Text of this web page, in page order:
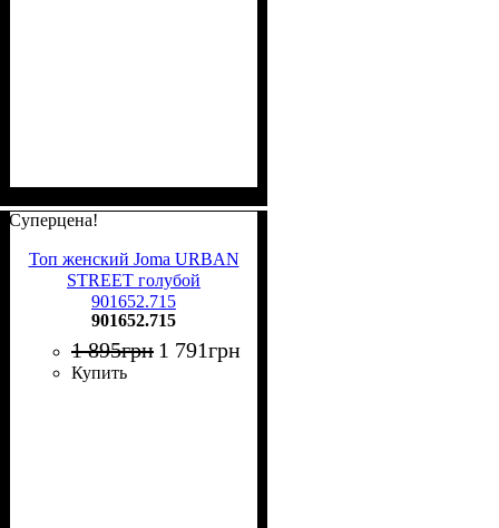
Суперцена!
Топ женский Joma URBAN
STREET голубой
901652.715
901652.715
1 895грн 1 791грн
Купить